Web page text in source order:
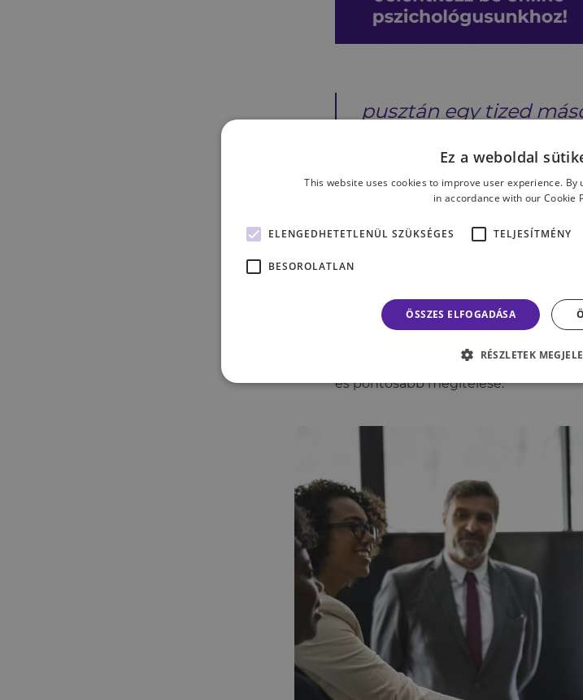
pusztán egy tized
Általában nehezen ismerjük fel a
őszintének mutatkozik, nemcsak
vagyunk feltérképezni. Feltehetőleg
az első benyomást befolyásoló két
megbízhatóság. Ennek hátterében
elengedhetetlen volt a másik fél
és pontosabb megítélése.
Ez a weboldal
This website uses cookies to improve user experience.
in accordance with our Cookie
ELENGEDHETETLENÜL SZÜKSÉGES TELJESÍTMÉNY
BESOROLATLAN
ÖSSZES ELFOGADÁSA
RÉSZLETEK